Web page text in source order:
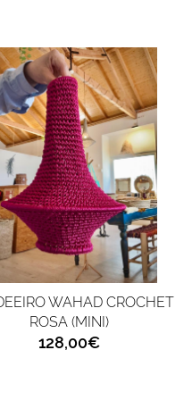
WAHAD CROCHET
ROSA (MINI)
128,00€